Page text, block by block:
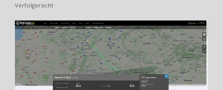
Verfolgersicht